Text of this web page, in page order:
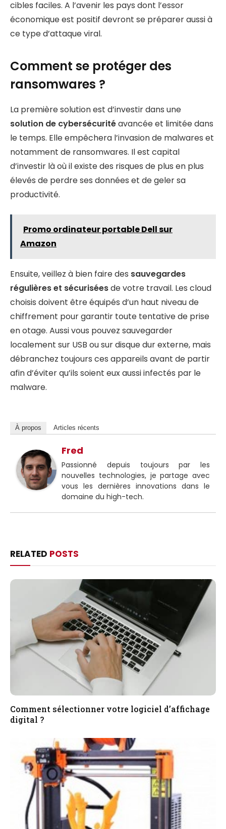
cibles faciles. A l’avenir les pays dont l’essor
économique est positif devront se préparer aussi à
ce type d’attaque viral.
Comment se protéger des
ransomwares ?
La première solution est d’investir dans une
solution de cybersécuritéavancée et limitée dans
le temps. Elle empêchera l’invasion de malwares et
notamment de ransomwares. Il est capital
d’investir là où il existe des risques de plus en plus
élevés de perdre ses données et de geler sa
productivité.
Promo ordinateur portable Dell sur
Amazon
Ensuite, veillez à bien faire des sauvegardes
régulières et sécuriséesde votre travail. Les cloud
choisis doivent être équipés d’un haut niveau de
chiffrement pour garantir toute tentative de prise
en otage. Aussi vous pouvez sauvegarder
localement sur USB ou sur disque dur externe, mais
débranchez toujours ces appareils avant de partir
afin d’éviter qu’ils soient eux aussi infectés par le
malware.
À propos Articles récents
Fred
Passionné depuis toujours par les
nouvelles technologies, je partage avec
vous les dernières innovations dans le
domaine du high-tech.
RELATED POSTS
Comment sélectionner votre logiciel d’affichage
digital ?